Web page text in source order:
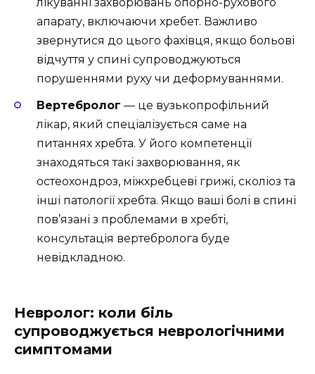
апарату, включаючи хребет. Важливо
звернутися до цього фахівця, якщо больові
відчуття у спині супроводжуються
порушеннями руху чи деформуваннями.
Вертебролог — це вузькопрофільний
лікар, який спеціалізується саме на
питаннях хребта. У його компетенції
знаходяться такі захворювання, як
остеохондроз, міжхребцеві грижі, сколіоз та
інші патології хребта. Якщо ваші болі в спині
пов’язані з проблемами в хребті,
консультація вертебролога буде
невідкладною.
Невролог: коли біль
супроводжується неврологічними
симптомами